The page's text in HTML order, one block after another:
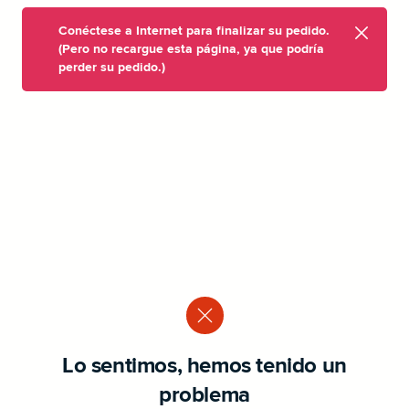
Conéctese a Internet para finalizar su pedido.
(Pero no recargue esta página, ya que podría
perder su pedido.)
Lo sentimos, hemos tenido un
problema